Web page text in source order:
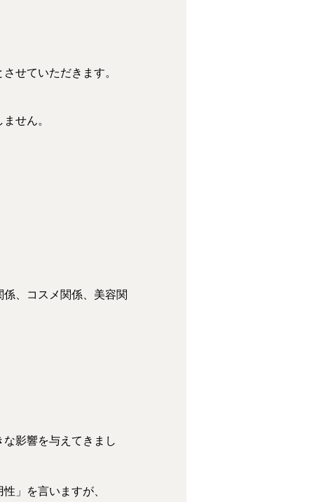
せていただきます。
せん。
、コスメ関係、美容関
影響を与えてきまし
」を言いますが、